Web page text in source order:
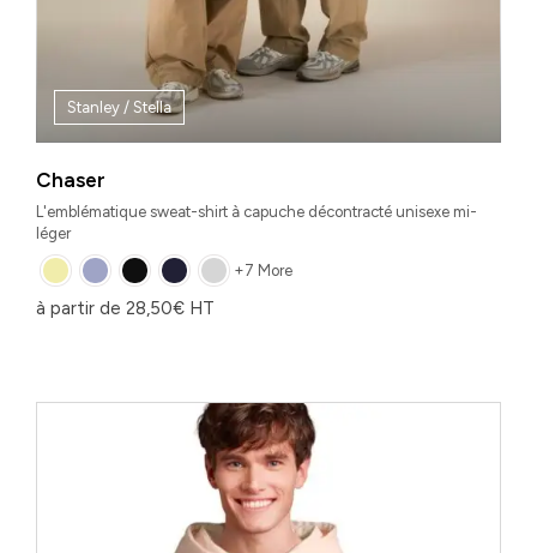
Stanley / Stella
Chaser
L'emblématique sweat-shirt à capuche décontracté unisexe mi-
léger
+7 More
à partir de 28,50€ HT